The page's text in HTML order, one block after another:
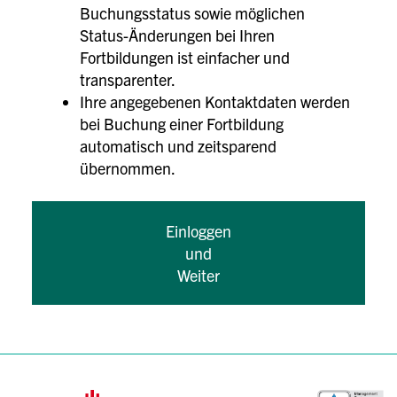
Buchungsstatus sowie möglichen
Status-Änderungen bei Ihren
Fortbildungen ist einfacher und
transparenter.
Ihre angegebenen Kontaktdaten werden
bei Buchung einer Fortbildung
automatisch und zeitsparend
übernommen.
Einloggen
und
Weiter